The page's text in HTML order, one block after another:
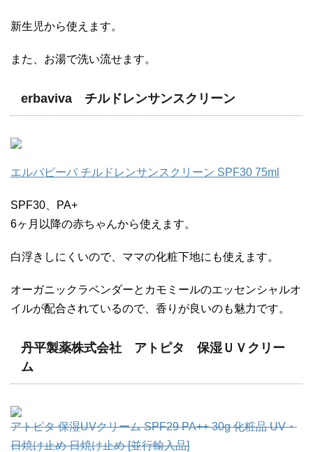
新生児から使えます。
また、お湯で洗い流せます。
erbaviva チルドレンサンスクリーン
エルバビーバ チルドレンサンスクリーン SPF30 75ml
SPF30、PA+
6ヶ月以降の赤ちゃんから使えます。
白浮きしにくいので、ママの化粧下地にも使えます。
オーガニックラベンダーとカモミールのエッセンシャルオ
イルが配合されているので、香りが良いのも魅力です。
丹平製薬株式会社 アトピタ 保湿ＵＶクリー
ム
アトピタ 保湿UVクリーム SPF29 PA++ 30g 化粧品 UV・
日焼け止め 日焼け止め [並行輸入品]